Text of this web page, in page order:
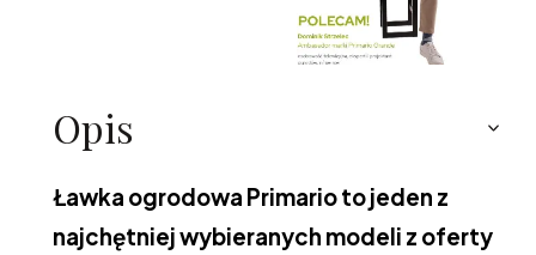
Opis
Ławka ogrodowa Primario to jeden z
najchętniej wybieranych modeli z oferty